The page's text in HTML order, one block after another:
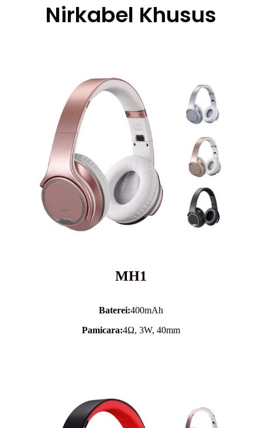
Nirkabel Khusus
MH1
Baterei:400mAh
Pamicara:4Ω, 3W, 40mm